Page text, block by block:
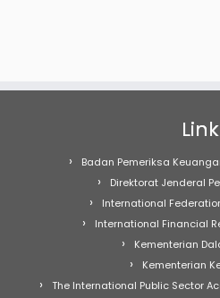
Link
Badan Pemeriksa
Direktorat Jenderal
International
International Financial
Kementerian
Kementerian
The International Public Sector